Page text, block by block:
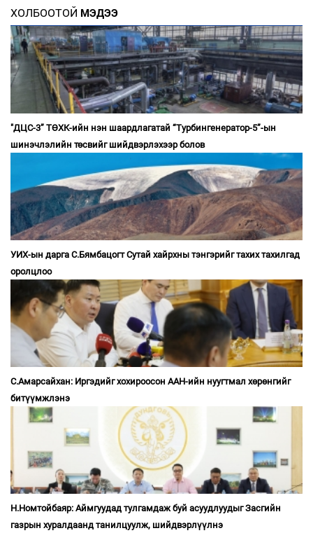
ХОЛБООТОЙ МЭДЭЭ
"ДЦС-3” ТӨХК-ийн нэн шаардлагатай “Турбингенератор-5”-ын
шинэчлэлийн төсвийг шийдвэрлэхээр болов
УИХ-ын дарга С.Бямбацогт Сутай хайрхны тэнгэрийг тахих тахилгад
оролцлоо
С.Амарсайхан: Иргэдийг хохироосон ААН-ийн нуугтмал хөрөнгийг
битүүмжлэнэ
Н.Номтойбаяр: Аймгуудад тулгамдаж буй асуудлуудыг Засгийн
газрын хуралдаанд танилцуулж, шийдвэрлүүлнэ